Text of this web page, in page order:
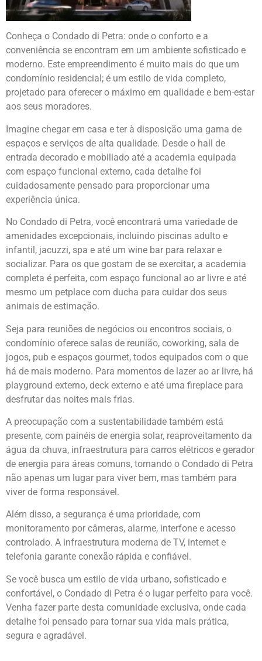
Conheça o Condado di Petra: onde o conforto e a
conveniência se encontram em um ambiente sofisticado e
moderno. Este empreendimento é muito mais do que um
condomínio residencial; é um estilo de vida completo,
projetado para oferecer o máximo em qualidade e bem-estar
aos seus moradores.
Imagine chegar em casa e ter à disposição uma gama de
espaços e serviços de alta qualidade. Desde o hall de
entrada decorado e mobiliado até a academia equipada
com espaço funcional externo, cada detalhe foi
cuidadosamente pensado para proporcionar uma
experiência única.
No Condado di Petra, você encontrará uma variedade de
amenidades excepcionais, incluindo piscinas adulto e
infantil, jacuzzi, spa e até um wine bar para relaxar e
socializar. Para os que gostam de se exercitar, a academia
completa é perfeita, com espaço funcional ao ar livre e até
mesmo um petplace com ducha para cuidar dos seus
animais de estimação.
Seja para reuniões de negócios ou encontros sociais, o
condomínio oferece salas de reunião, coworking, sala de
jogos, pub e espaços gourmet, todos equipados com o que
há de mais moderno. Para momentos de lazer ao ar livre, há
playground externo, deck externo e até uma fireplace para
desfrutar das noites mais frias.
A preocupação com a sustentabilidade também está
presente, com painéis de energia solar, reaproveitamento da
água da chuva, infraestrutura para carros elétricos e gerador
de energia para áreas comuns, tornando o Condado di Petra
não apenas um lugar para viver bem, mas também para
viver de forma responsável.
Além disso, a segurança é uma prioridade, com
monitoramento por câmeras, alarme, interfone e acesso
controlado. A infraestrutura moderna de TV, internet e
telefonia garante conexão rápida e confiável.
Se você busca um estilo de vida urbano, sofisticado e
confortável, o Condado di Petra é o lugar perfeito para você.
Venha fazer parte desta comunidade exclusiva, onde cada
detalhe foi pensado para tornar sua vida mais prática,
segura e agradável.